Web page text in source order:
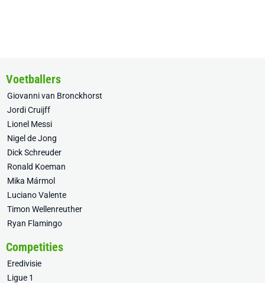
Voetballers
Giovanni van Bronckhorst
Jordi Cruijff
Lionel Messi
Nigel de Jong
Dick Schreuder
Ronald Koeman
Mika Mármol
Luciano Valente
Timon Wellenreuther
Ryan Flamingo
Competities
Eredivisie
Ligue 1